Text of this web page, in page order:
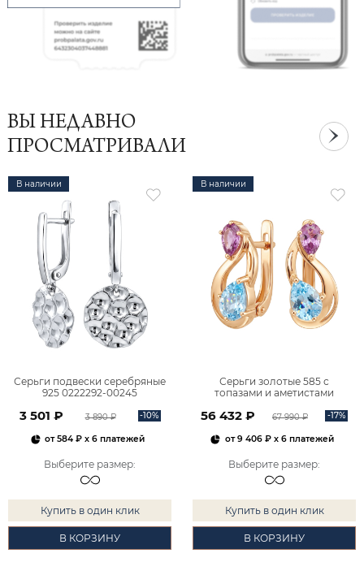
ВЫ НЕДАВНО
ПРОСМАТРИВАЛИ
В наличии
Серьги подвески серебряные
925 0222292-00245
3 501 ₽ 3 890 ₽ -10%
от584 ₽ x 6 платежей
Выберите размер:
Купить в один клик
В КОРЗИНУ
В наличии
Серьги золотые 585 с
топазами и аметистами
56 432 ₽ 67 990 ₽ -17%
от9 406 ₽x 6 платежей
Выберите размер:
Купить в один клик
В КОРЗИНУ